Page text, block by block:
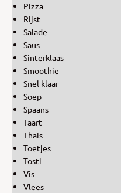
Pizza
Rijst
Salade
Saus
Sinterklaas
Smoothie
Snel klaar
Soep
Spaans
Taart
Thais
Toetjes
Tosti
Vis
Vlees